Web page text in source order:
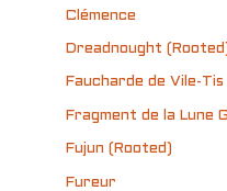
Clémence
Dreadnought
Faucharde de Vile-Tis
Fragment de la Lune
Fujun (Rooted)
Fureur